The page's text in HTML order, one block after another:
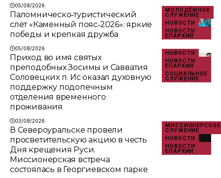
05/08/2026
МОЛОДЁЖНОЕ
СЛУЖЕНИЕ
НОВОСТИ
НОВОСТИ
ЕПАРХИИ
Паломническо‑туристический
слёт «Каменный пояс‑2026»: яркие
победы и крепкая дружба
05/08/2026
НОВОСТИ
НОВОСТИ
ЕПАРХИИ
СОЦИАЛЬНОЕ
СЛУЖЕНИЕ
Приход во имя святых
преподобных Зосимы и Савватия
Соловецких п. Ис оказал духовную
поддержку подопечным
отделения временного
проживания
03/08/2026
МИССИОНЕРСКОЕ
СЛУЖЕНИЕ
НОВОСТИ
НОВОСТИ
ЕПАРХИИ
В Североуральске провели
просветительскую акцию в честь
Дня крещения Руси.
Миссионерская встреча
состоялась в Георгиевском парке